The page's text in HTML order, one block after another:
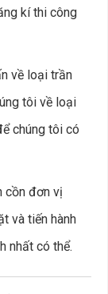
kí thi công
về loại trần
tôi về loại
chúng tôi có
cồn đơn vị
và tiến hành
nhất có thể.